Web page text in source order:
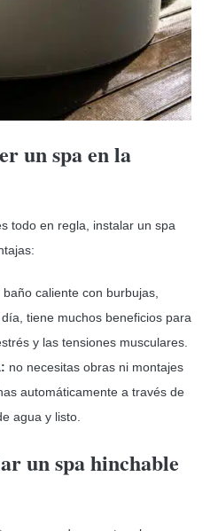
un spa en la
todo en regla, instalar un spa
baño caliente con burbujas,
tiene muchos beneficios para
y las tensiones musculares.
no necesitas obras ni montajes
automáticamente a través de
agua y listo.
un spa hinchable